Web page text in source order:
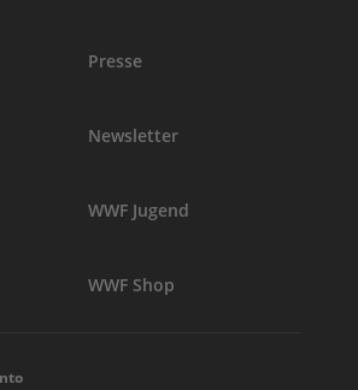
Presse
Newsletter
WWF Jugend
WWF Shop